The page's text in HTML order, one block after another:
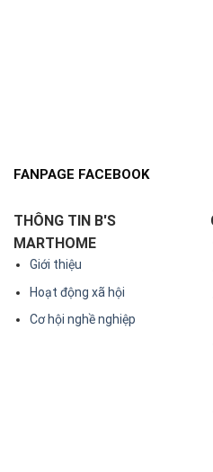
FANPAGE FACEBOOK
THÔNG TIN B'S
MARTHOME
Giới thiệu
Hoạt động xã hội
Cơ hội nghề nghiệp